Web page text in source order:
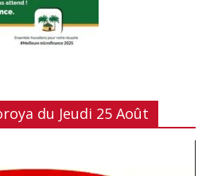
du Jeudi 25 Août